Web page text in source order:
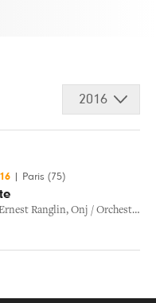
2016
Paris (75)
Ranglin, Onj / Orchestre National De Jazz